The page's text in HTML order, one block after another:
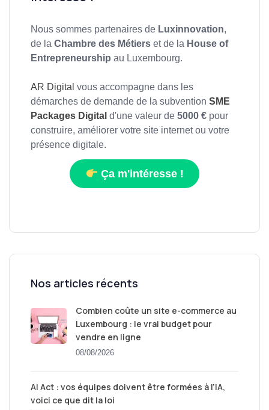
Nous sommes partenaires de Luxinnovation,
de la Chambre des Métiers et de la House of
Entrepreneurship au Luxembourg.
AR Digital vous accompagne dans les
démarches de demande de la subvention SME
Packages Digital d'une valeur de 5000 € pour
construire, améliorer votre site internet ou votre
présence digitale.
Ça m'intéresse !
Nos articles récents
Combien coûte un site e-commerce au
Luxembourg : le vrai budget pour
vendre en ligne
08/08/2026
AI Act : vos équipes doivent être formées à l’IA,
voici ce que dit la loi